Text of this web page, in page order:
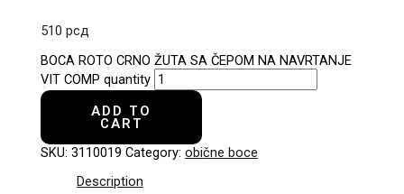
510рсд
BOCA ROTO CRNO ŽUTA SA ČEPOM NA NAVRTANJE
VIT COMP quantity
ADD TO
CART
SKU:3110019 Category:obične boce
Description